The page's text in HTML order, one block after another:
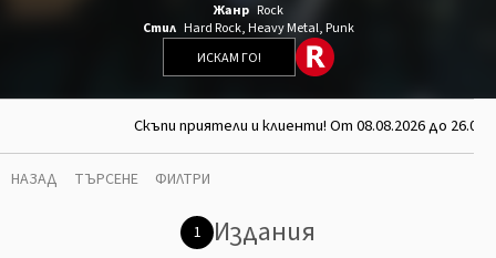
Жанр Rock
Стил Hard Rock,Heavy Metal,Punk
ИСКАМ ГО!
Скъпи приятели и клиенти! От 08.08.2026 до
НАЗАД ТЪРСЕНЕ ФИЛТРИ
1 Издания